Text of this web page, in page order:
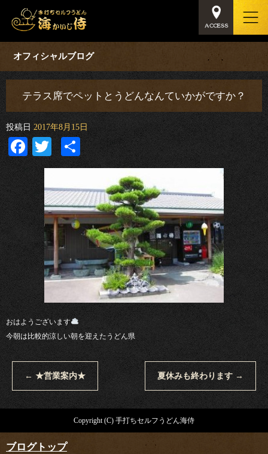
オフィシャルブログ
テラス席でペットとうどんなんていかがですか？
投稿日 2017年8月15日
Facebook
Twitter
有
おはようございます
今朝は比較的涼しい朝を迎えたうどん県
← ★営業案内★ 夏休みも終わります →
Copyright (C) 手打ちセルフうどん海侍
ブログトップ